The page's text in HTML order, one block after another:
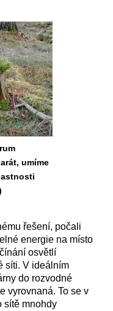
umíme
řešení, počali
energie na místo
osvětlí
síti. V ideálním
do rozvodné
vyrovnaná. To se v
sítě mnohdy